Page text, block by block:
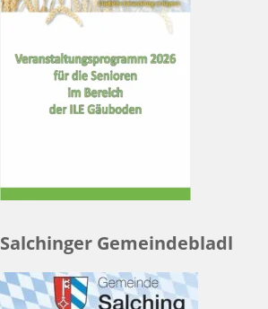
Salchinger Gemeindebladl